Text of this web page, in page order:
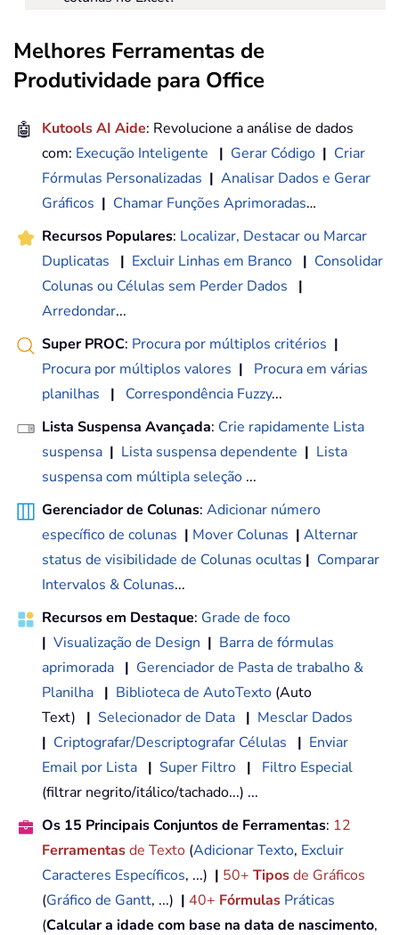
Melhores Ferramentas de
Produtividade para Office
🤖 Kutools AI Aide: Revolucione a análise de dados
com: Execução Inteligente | Gerar Código | Criar
Fórmulas Personalizadas | Analisar Dados e Gerar
Gráficos | Chamar Funções Aprimoradas…
Recursos Populares: Localizar, Destacar ou Marcar
Duplicatas
| Excluir Linhas em Branco | Consolidar
Colunas ou Células sem Perder Dados
|
Arredondar...
Super PROC: Procura por múltiplos critérios |
Procura por múltiplos valores |
Procura em várias
planilhas
| Correspondência Fuzzy...
Lista Suspensa Avançada: Crie rapidamente Lista
suspensa | Lista suspensa dependente | Lista
suspensa com múltipla seleção ...
Gerenciador de Colunas: Adicionar número
específico de colunas | Mover Colunas | Alternar
status de visibilidade de Colunas ocultas | Comparar
Intervalos & Colunas...
Recursos em Destaque: Grade de foco
| Visualização de Design | Barra de fórmulas
aprimorada | Gerenciador de Pasta de trabalho &
Planilha | Biblioteca de AutoTexto (Auto
Text) | Selecionador de Data | Mesclar Dados
| Criptografar/Descriptografar Células | Enviar
Email por Lista | Super Filtro |
Filtro Especial
(filtrar negrito/itálico/tachado...) ...
Os 15 Principais Conjuntos de Ferramentas: 12
Ferramentasde Texto (Adicionar Texto, Excluir
Caracteres Específicos, ...) | 50+ Tiposde Gráficos
(Gráfico de Gantt, ...) | 40+ Fórmulas Práticas
(Calcular a idade com base na data de nascimento,